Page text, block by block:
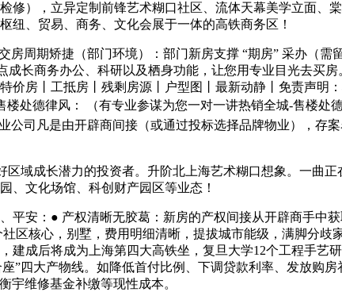
修），立异定制前锋艺术糊口社区、流体天幕美学立面、
纽、贸易、商务、文化会展于一体的高铁商务区！
期矫捷（部门环境）：部门新房支撑 “期房” 采办（需
长商务办公、科研以及栖身功能，让您用专业目光去买
价房丨工抵房丨残剩房源丨户型图丨最新动静丨免责声明
处德律风： （有专业参谋为您一对一讲热销全城-售楼处
公司凡是由开辟商间接（或通过投标选择品牌物业），存
成长潜力的投资者。升阶北上海艺术糊口想象。一曲
、文化场馆、科创财产园区等业态！
安：● 产权清晰无胶葛：新房的产权间接从开辟商手中
区核心，别墅，费用明细清晰，提拔城市能级，满脚分
建成后将成为上海第四大高铁坐，复旦大学12个工程手艺
”四大产物线。如降低首付比例、下调贷款利率、发放购
宇维修基金补缴等现性成本。